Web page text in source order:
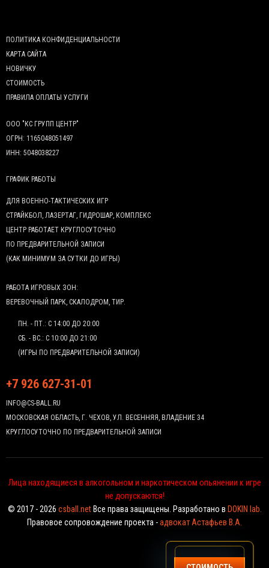
ПОЛИТИКА КОНФИДЕНЦИАЛЬНОСТИ
КАРТА САЙТА
НОВИЧКУ
СТОИМОСТЬ
ПРАВИЛА ОПЛАТЫ УСЛУГИ
ООО "КС ГРУПП ЦЕНТР"
ОГРН: 1165048051497
ИНН: 5048038227
ГРАФИК РАБОТЫ
ДЛЯ ВОЕННО-ТАКТИЧЕСКИХ ИГР
СТРАЙКБОЛ, ЛАЗЕРТАГ, ГИДРОШАР, КОМПЛЕКС
ЦЕНТР РАБОТАЕТ КРУГЛОСУТОЧНО
ПО ПРЕДВАРИТЕЛЬНОЙ ЗАПИСИ
(КАК МИНИМУМ ЗА СУТКИ ДО ИГРЫ)
РАБОТА ИГРОВЫХ ЗОН:
ВЕРЕВОЧНЫЙ ПАРК, СКАЛОДРОМ, ТИР.
ПН. - ПТ.: С 14:00 ДО 20:00
СБ. - ВС.: С 10:00 ДО 21:00
(ИГРЫ ПО ПРЕДВАРИТЕЛЬНОЙ ЗАПИСИ)
+7 926 627-31-01
INFO@CS-BALL.RU
МОСКОВСКАЯ ОБЛАСТЬ, Г. ЧЕХОВ, УЛ. ВЕСЕННЯЯ, ВЛАДЕНИЕ 34
КРУГЛОСУТОЧНО ПО ПРЕДВАРИТЕЛЬНОЙ ЗАПИСИ
Лица находящиеся в алкогольном и наркотическом опьянении к игре
не допускаются!
© 2017 - 2026 csball.netВсе права защищены. Разработано в DOKIN lab.
Правовое сопровождение проекта -адвокат Астафьев В.А.